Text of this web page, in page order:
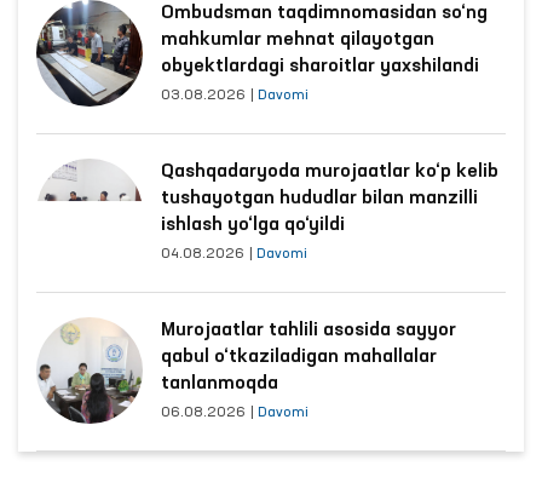
Ombudsman taqdimnomasidan so‘ng
mahkumlar mehnat qilayotgan
obyektlardagi sharoitlar yaxshilandi
03.08.2026 Davomi
Qashqadaryoda murojaatlar ko‘p kelib
tushayotgan hududlar bilan manzilli
ishlash yo‘lga qo‘yildi
04.08.2026 Davomi
Murojaatlar tahlili asosida sayyor
qabul o‘tkaziladigan mahallalar
tanlanmoqda
06.08.2026 Davomi